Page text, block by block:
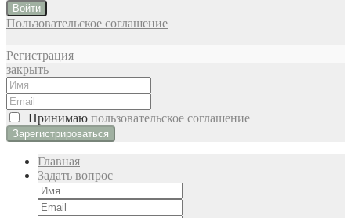
Войти
Пользовательское соглашение
Регистрация
закрыть
Принимаю пользовательское соглашение
Главная
Задать вопрос